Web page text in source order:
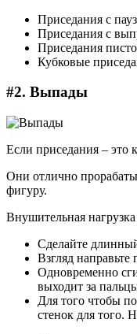
Приседания с
Приседания с
Приседания
Кубковые
#2. Выпады
Если приседания – это
Они отлично
фигуру.
Внушительная
Сделайте
Взгляд
Одновременно
выходит за
Для того чтобы
стенок для того.